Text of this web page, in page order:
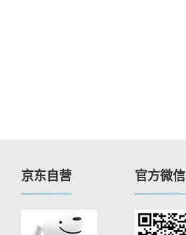
官方微信
京东自营